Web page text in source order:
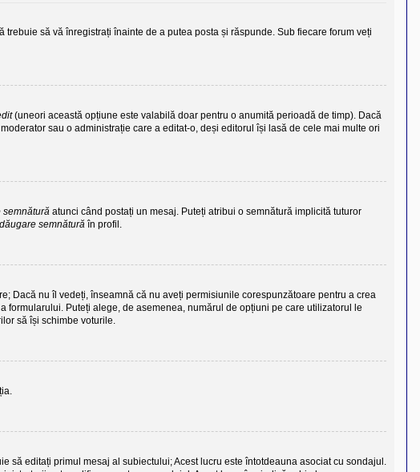
să vă înregistrați înainte de a putea posta și răspunde. Sub fiecare forum veți
(uneori această opțiune este valabilă doar pentru o anumită perioadă de timp). Dacă
sau o administrație care a editat-o, deși editorul își lasă de cele mai multe ori
semnătură atunci când postați un mesaj. Puteți atribui o semnătură implicită tuturor
semnătură în profil.
Dacă nu îl vedeți, înseamnă că nu aveți permisiunile corespunzătoare pentru a crea
Puteți alege, de asemenea, numărul de opțiuni pe care utilizatorul le
să își schimbe voturile.
să editați primul mesaj al subiectului; Acest lucru este întotdeauna asociat cu sondajul.